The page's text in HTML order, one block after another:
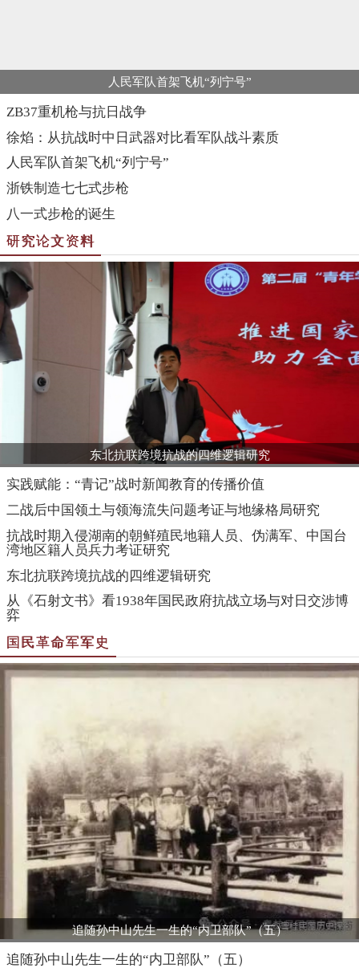
人民军队首架飞机“列宁号”
ZB37重机枪与抗日战争
徐焰：从抗战时中日武器对比看军队战斗素质
人民军队首架飞机“列宁号”
浙铁制造七七式步枪
八一式步枪的诞生
研究论文资料
东北抗联跨境抗战的四维逻辑研究
实践赋能：“青记”战时新闻教育的传播价值
二战后中国领土与领海流失问题考证与地缘格局研究
抗战时期入侵湖南的朝鲜殖民地籍人员、伪满军、中国台
湾地区籍人员兵力考证研究
东北抗联跨境抗战的四维逻辑研究
从《石射文书》看1938年国民政府抗战立场与对日交涉博
弈
国民革命军军史
追随孙中山先生一生的“内卫部队”（五）
追随孙中山先生一生的“内卫部队”（五）